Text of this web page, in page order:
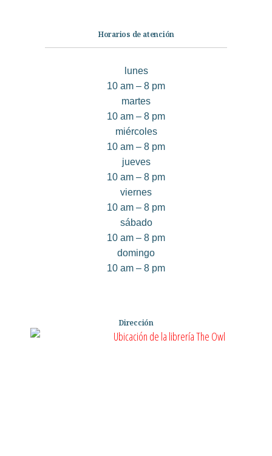
Horarios de atención
lunes
10 am – 8 pm
martes
10 am – 8 pm
miércoles
10 am – 8 pm
jueves
10 am – 8 pm
viernes
10 am – 8 pm
sábado
10 am – 8 pm
domingo
10 am – 8 pm
Dirección